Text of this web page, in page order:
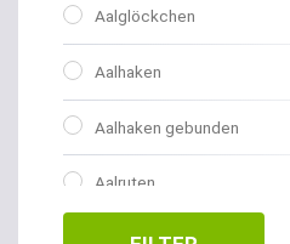
Aalglöckchen
Aalhaken
Aalhaken gebunden
Aalruten
Abhakmatten